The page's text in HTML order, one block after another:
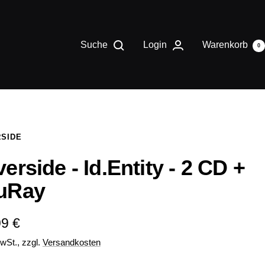
Suche Login Warenkorb 0
- Id.Entity - 2 CD +
€
zzgl. Versandkosten